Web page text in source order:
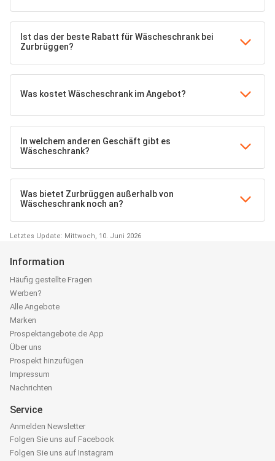
Ist das der beste Rabatt für Wäscheschrank bei
Zurbrüggen?
Was kostet Wäscheschrank im Angebot?
In welchem anderen Geschäft gibt es
Wäscheschrank?
Was bietet Zurbrüggen außerhalb von
Wäscheschrank noch an?
Letztes Update: Mittwoch, 10. Juni 2026
Information
Häufig gestellte Fragen
Werben?
Alle Angebote
Marken
Prospektangebote.de App
Über uns
Prospekt hinzufügen
Impressum
Nachrichten
Service
Anmelden Newsletter
Folgen Sie uns auf Facebook
Folgen Sie uns auf Instagram